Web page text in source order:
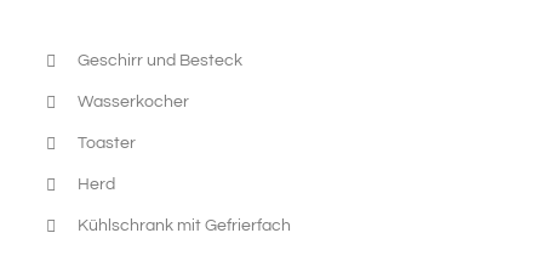
Geschirr und Besteck
Wasserkocher
Toaster
Herd
Kühlschrank mit Gefrierfach